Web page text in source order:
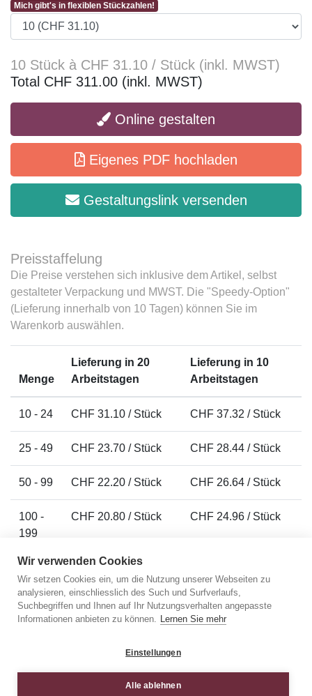
Mich gibt's in flexiblen Stückzahlen!
10 Stück à CHF 31.10 / Stück (inkl. MWST)
Total CHF 311.00 (inkl. MWST)
Online gestalten
Eigenes PDF hochladen
Gestaltungslink versenden
Preisstaffelung
Die Preise verstehen sich inklusive dem Artikel, selbst
gestalteter Verpackung und MWST. Die "Speedy-Option"
(Lieferung innerhalb von 10 Tagen) können Sie im
Warenkorb auswählen.
Menge
Lieferung in 20
Arbeitstagen
Lieferung in 10
Arbeitstagen
10 - 24 CHF 31.10 / Stück CHF 37.32 / Stück
25 - 49 CHF 23.70 / Stück CHF 28.44 / Stück
50 - 99 CHF 22.20 / Stück CHF 26.64 / Stück
100 -
199
CHF 20.80 / Stück CHF 24.96 / Stück
200 -
299
CHF 19.90 / Stück
300 -
CHF 19.30 / Stück CHF 23.16 / Stück
Wir verwenden Cookies
Wir setzen Cookies ein, um die Nutzung unserer Webseiten zu
analysieren, einschliesslich des Such und Surfverlaufs,
Suchbegriffen und Ihnen auf Ihr Nutzungsverhalten angepasste
Informationen anbieten zu können. Lernen Sie mehr
Einstellungen
Alle ablehnen